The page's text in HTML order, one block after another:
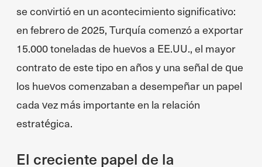
se convirtió en un acontecimiento significativo:
en febrero de 2025, Turquía comenzó a exportar
15.000 toneladas de huevos a EE.UU., el mayor
contrato de este tipo en años y una señal de que
los huevos comenzaban a desempeñar un papel
cada vez más importante en la relación
estratégica.
El creciente papel de la